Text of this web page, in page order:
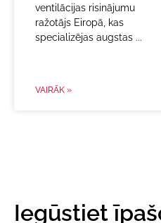
ventilācijas risinājumu
ražotājs Eiropā, kas
specializējas augstas
VAIRĀK »
Iegūstiet